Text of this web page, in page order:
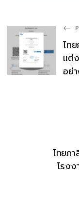
ไท
แต่
อย่
ไทยภ
โรง